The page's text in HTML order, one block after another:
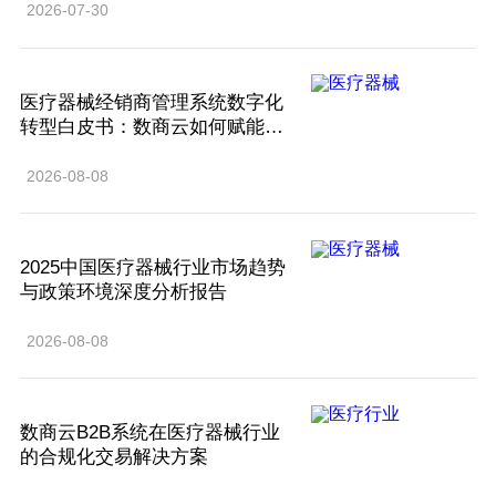
2026-07-30
医疗器械经销商管理系统数字化
转型白皮书：数商云如何赋能行
2026-08-08
2025中国医疗器械行业市场趋势
与政策环境深度分析报告
2026-08-08
数商云B2B系统在医疗器械行业
的合规化交易解决方案